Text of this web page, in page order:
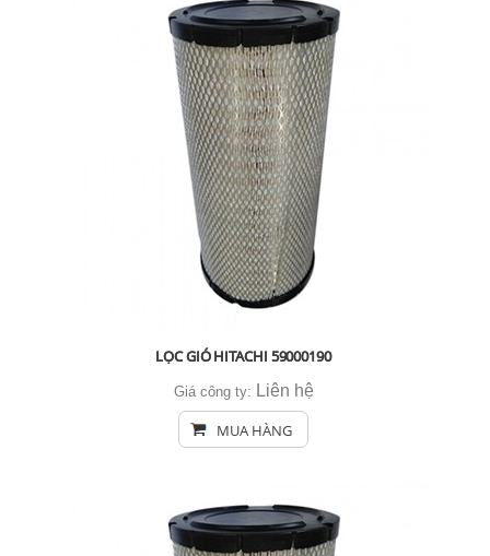
LỌC GIÓ HITACHI 59000190
Giá công ty: Liên hệ
MUA HÀNG